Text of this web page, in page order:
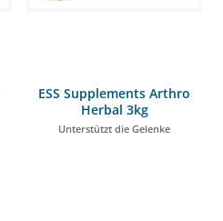
ESS Supplements Arthro
Herbal 3kg
Unterstützt die Gelenke